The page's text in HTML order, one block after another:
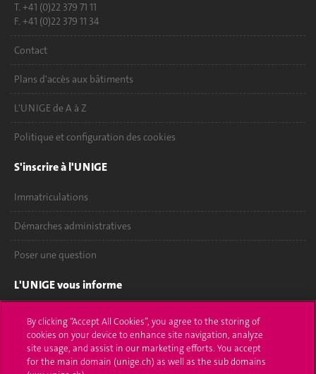
T. +41 (0)22 379 71 11
F. +41 (0)22 379 11 34
Contact
Plans d'accès aux bâtiments
L'UNIGE de A à Z
Politique et configuration des cookies
S'inscrire à l'UNIGE
Immatriculations
Démarches administratives
Poser une question
L'UNIGE vous informe
UNIGE Mobile
Médias
By clicking “Accept All Cookies”, you agree to the storing of
cookies on your device to enhance site navigation, analyze
site usage, and assist in our marketing efforts. You accept
for the main domain (unige.ch) as well as the sub domains